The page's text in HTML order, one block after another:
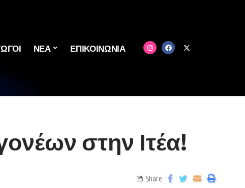
ΝΕΑ ΕΠΙΚΟΙΝΩΝΙΑ
στην Ιτέα!
Share